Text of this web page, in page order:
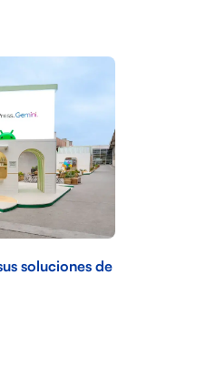
soluciones de